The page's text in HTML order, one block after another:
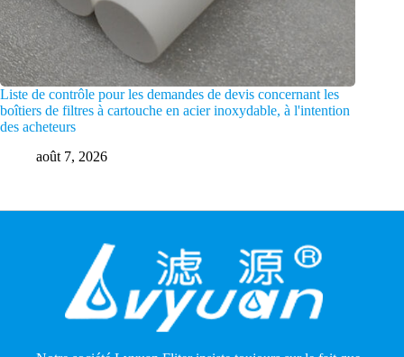
Liste de contrôle pour les demandes de devis concernant les
boîtiers de filtres à cartouche en acier inoxydable, à l'intention
des acheteurs
août 7, 2026